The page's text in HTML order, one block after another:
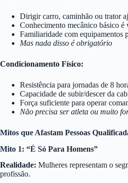
Dirigir carro, caminhão ou trator
Conhecimento mecânico básico é
Familiaridade com equipamentos
Mas nada disso é obrigatório
Condicionamento Físico:
Resistência para jornadas de 8
Capacidade de subir/descer da
Força suficiente para operar
Não precisa ser atleta ou muito
Mitos que Afastam Pessoas
Mito 1: “É Só Para Homens”
Realidade: Mulheres representam o
profissão.